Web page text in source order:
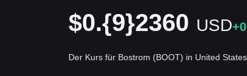
$0.{9}2360 USD
Der Kurs für Bostrom (BOOT) in United